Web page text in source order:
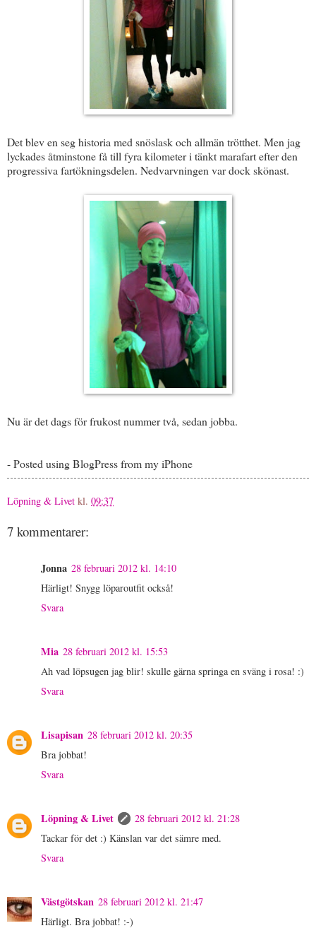
Det blev en seg historia med snöslask och allmän trötthet. Men jag
lyckades åtminstone få till fyra kilometer i tänkt marafart efter den
progressiva fartökningsdelen. Nedvarvningen var dock skönast.
Nu är det dags för frukost nummer två, sedan jobba.
- Posted using BlogPress from my iPhone
Löpning & Livet kl. 09:37
7 kommentarer:
Jonna 28 februari 2012 kl. 14:10
Härligt! Snygg löparoutfit också!
Svara
Mia 28 februari 2012 kl. 15:53
Ah vad löpsugen jag blir! skulle gärna springa en sväng i rosa! :)
Svara
Lisapisan 28 februari 2012 kl. 20:35
Bra jobbat!
Svara
Löpning & Livet
28 februari 2012 kl. 21:28
Tackar för det :) Känslan var det sämre med.
Svara
Västgötskan 28 februari 2012 kl. 21:47
Härligt. Bra jobbat! :-)